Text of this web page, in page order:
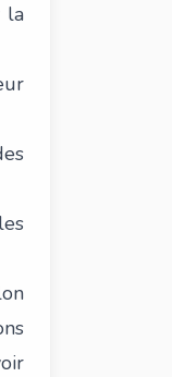
la